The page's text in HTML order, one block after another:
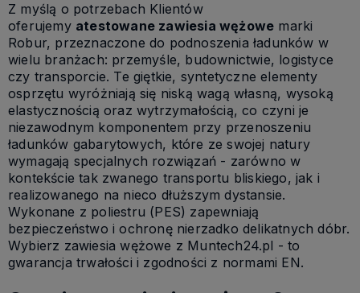
Z myślą o potrzebach Klientów
oferujemy atestowane zawiesia wężowe marki
Robur, przeznaczone do podnoszenia ładunków w
wielu branżach: przemyśle, budownictwie, logistyce
czy transporcie. Te giętkie, syntetyczne elementy
osprzętu wyróżniają się niską wagą własną, wysoką
elastycznością oraz wytrzymałością, co czyni je
niezawodnym komponentem przy przenoszeniu
ładunków gabarytowych, które ze swojej natury
wymagają specjalnych rozwiązań - zarówno w
kontekście tak zwanego transportu bliskiego, jak i
realizowanego na nieco dłuższym dystansie.
Wykonane z poliestru (PES) zapewniają
bezpieczeństwo i ochronę nierzadko delikatnych dóbr.
Wybierz zawiesia wężowe z Muntech24.pl - to
gwarancja trwałości i zgodności z normami EN.